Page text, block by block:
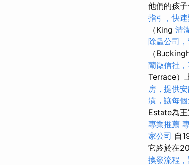
他們的孩
指引，快
（King 清
除蟲公司
（
蘭徵信社
Terrace）
房，提供
潢，讓每
Estate為
專業推薦
家公司 自
它終於在
換發流程